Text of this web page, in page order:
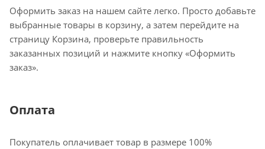
Оформить заказ на нашем сайте легко. Просто добавьте
выбранные товары в корзину, а затем перейдите на
страницу Корзина, проверьте правильность
заказанных позиций и нажмите кнопку «Оформить
заказ».
Оплата
Покупатель оплачивает товар в размере 100%